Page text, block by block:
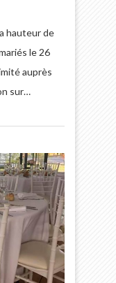
hauteur de
le 26
auprès
sur…